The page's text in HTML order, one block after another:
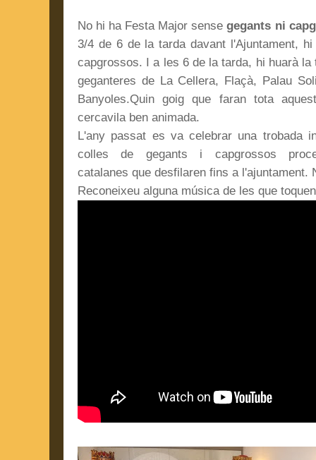
No hi ha Festa Major sensegegants ni
3/4 de 6 de la tarda davant l'Ajuntament,
capgrossos. I a les 6 de la tarda, hi huarà
geganteres de La Cellera, Flaçà, Palau
Banyoles.Quin goig que faran tota
cercavila ben animada.
L'any passat es va celebrar una trobada
colles de gegants i capgrossos
catalanes que desfilaren fins a l'ajuntament.
Reconeixeu alguna música de les que